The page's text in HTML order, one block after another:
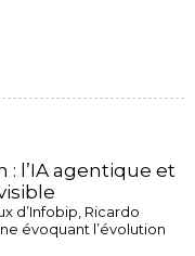
: l’IA agentique et
d’Infobip, Ricardo
évoquant l’évolution